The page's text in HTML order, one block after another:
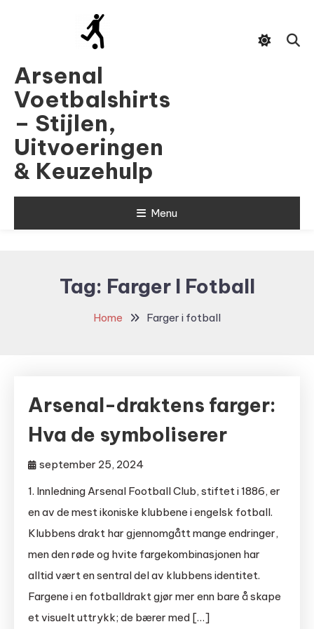
Arsenal
Voetbalshirts
– Stijlen,
Uitvoeringen
& Keuzehulp
Menu
Tag: Farger I Fotball
Home Farger i fotball
Arsenal-draktens farger:
Hva de symboliserer
september 25, 2024
1. Innledning Arsenal Football Club, stiftet i 1886, er
en av de mest ikoniske klubbene i engelsk fotball.
Klubbens drakt har gjennomgått mange endringer,
men den røde og hvite fargekombinasjonen har
alltid vært en sentral del av klubbens identitet.
Fargene i en fotballdrakt gjør mer enn bare å skape
et visuelt uttrykk; de bærer med […]